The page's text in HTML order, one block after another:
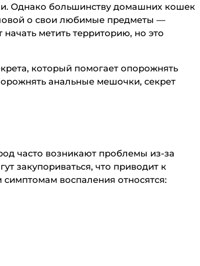
Однако большинству домашних кошек
о свои любимые предметы —
метить территорию, но это
который помогает опорожнять
анальные мешочки, секрет
часто возникают проблемы из-за
закупориваться, что приводит к
воспаления относятся: